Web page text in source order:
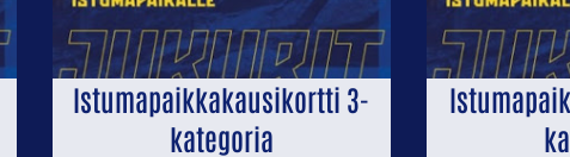
Istumapaikkakausikortti 3-
kategoria